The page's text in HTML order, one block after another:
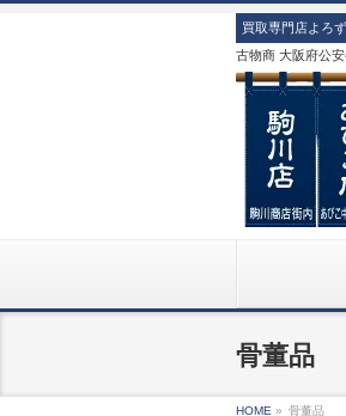
買取専門店よろ
古物商 大阪府公
骨董品
HOME » 骨董品